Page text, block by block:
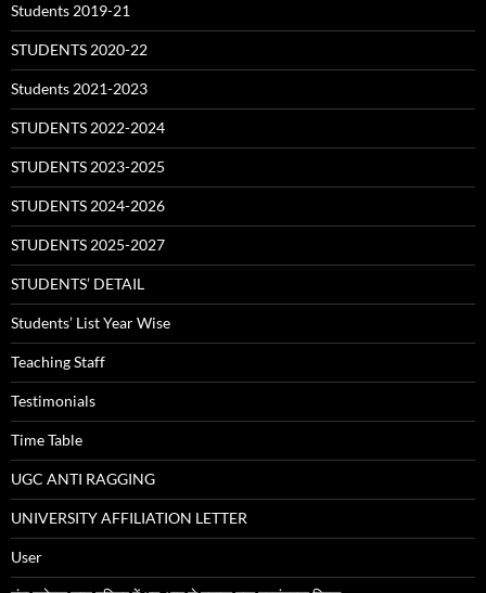
Students 2019-21
STUDENTS 2020-22
Students 2021-2023
STUDENTS 2022-2024
STUDENTS 2023-2025
STUDENTS 2024-2026
STUDENTS 2025-2027
STUDENTS’ DETAIL
Students’ List Year Wise
Teaching Staff
Testimonials
Time Table
UGC ANTI RAGGING
UNIVERSITY AFFILIATION LETTER
User